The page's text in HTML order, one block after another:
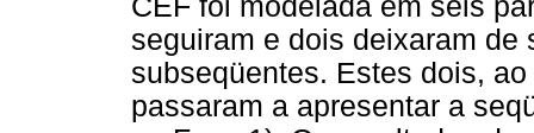
CEF foi modelada em seis
seguiram e dois deixaram de
subseqüentes. Estes dois,
passaram a apresentar a